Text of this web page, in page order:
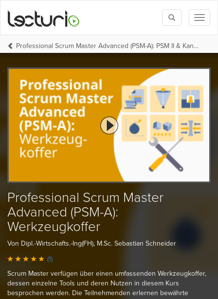
Toggle
search
Professional Scrum Master Advanced (PSM-A): PSM II & Kanban
Professional Scrum Master
Advanced (PSM-A):
Werkzeugkoffer
Von Dipl.-Wirtschafts.-Ing(FH), M.Sc. Sebastian Schneider
(1)
Scrum Master verfügen über einen umfassenden Werkzeugkoffer,
dessen einzelne Tools und deren Nutzen in diesem Kurs
besprochen werden. Die Teilnehmenden erlernen bewährte